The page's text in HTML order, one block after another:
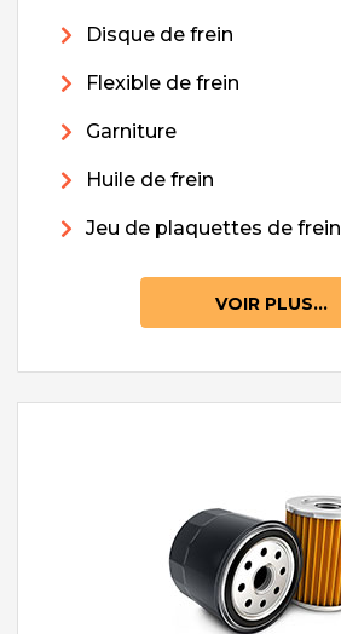
Disque de frein
Flexible de frein
Garniture
Huile de frein
Jeu de plaquettes de frein
VOIR PLUS...